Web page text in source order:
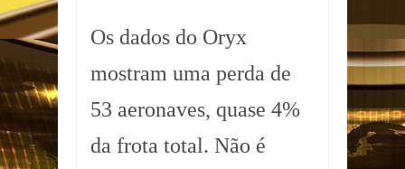
Os dados do Oryx
mostram uma perda de
53 aeronaves, quase 4%
da frota total. Não é